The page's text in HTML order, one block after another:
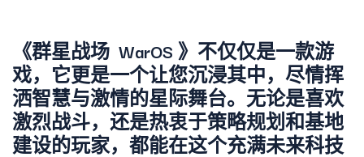
《群星战场 WarOS 》不仅仅是一款游
戏，它更是一个让您沉浸其中，尽情挥
洒智慧与激情的星际舞台。无论是喜欢
激烈战斗，还是热衷于策略规划和基地
建设的玩家，都能在这个充满未来科技